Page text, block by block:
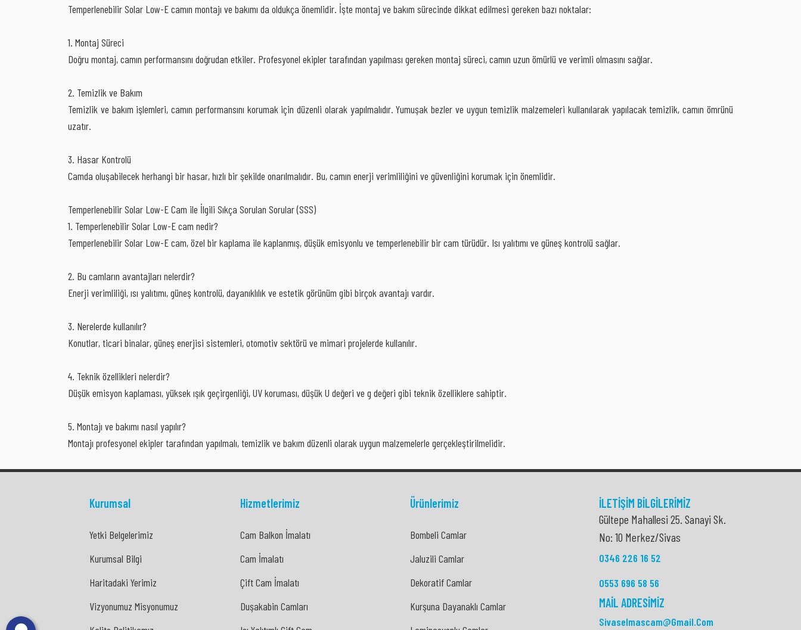
Temperlenebilir Solar Low-E camın montajı ve bakımı da oldukça önemlidir. İşte montaj ve bakım sürecinde dikkat edilmesi gereken bazı noktalar:
1. Montaj Süreci
Doğru montaj, camın performansını doğrudan etkiler. Profesyonel ekipler tarafından yapılması gereken montaj süreci, camın uzun ömürlü ve verimli olmasını sağlar.
2. Temizlik ve Bakım
Temizlik ve bakım işlemleri, camın performansını korumak için düzenli olarak yapılmalıdır. Yumuşak bezler ve uygun temizlik malzemeleri kullanılarak yapılacak temizlik, camın ömrünü
uzatır.
3. Hasar Kontrolü
Camda oluşabilecek herhangi bir hasar, hızlı bir şekilde onarılmalıdır. Bu, camın enerji verimliliğini ve güvenliğini korumak için önemlidir.
Temperlenebilir Solar Low-E Cam ile İlgili Sıkça Sorulan Sorular (SSS)
1. Temperlenebilir Solar Low-E cam nedir?
Temperlenebilir Solar Low-E cam, özel bir kaplama ile kaplanmış, düşük emisyonlu ve temperlenebilir bir cam türüdür. Isı yalıtımı ve güneş kontrolü sağlar.
2. Bu camların avantajları nelerdir?
Enerji verimliliği, ısı yalıtımı, güneş kontrolü, dayanıklılık ve estetik görünüm gibi birçok avantajı vardır.
3. Nerelerde kullanılır?
Konutlar, ticari binalar, güneş enerjisi sistemleri, otomotiv sektörü ve mimari projelerde kullanılır.
4. Teknik özellikleri nelerdir?
Düşük emisyon kaplaması, yüksek ışık geçirgenliği, UV koruması, düşük U değeri ve g değeri gibi teknik özelliklere sahiptir.
5. Montajı ve bakımı nasıl yapılır?
Montajı profesyonel ekipler tarafından yapılmalı, temizlik ve bakım düzenli olarak uygun malzemelerle gerçekleştirilmelidir.
Kurumsal
Yetki Belgelerimiz
Kurumsal Bilgi
Haritadaki Yerimiz
Vizyonumuz Misyonumuz
Hizmetlerimiz
Cam Balkon İmalatı
Cam Balkon İmalatı
Cam İmalatı
Cam İmalatı
Çift Cam İmalatı
Duşakabin Camları
Ürünlerimiz
Bombeli Camlar
Jaluzili Camlar
Dekoratif Camlar
Kurşuna Dayanaklı Camlar
İLETIŞIM BILGILERIMIZ
Gültepe Mahallesi 25. Sanayi Sk.
No: 10 Merkez/Sivas
0346 226 16 52
0553 696 58 56
MAIL ADRESIMIZ
Sivaselmascam@gmail.com